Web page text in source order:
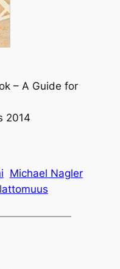
– A Guide for
2014
Michael Nagler